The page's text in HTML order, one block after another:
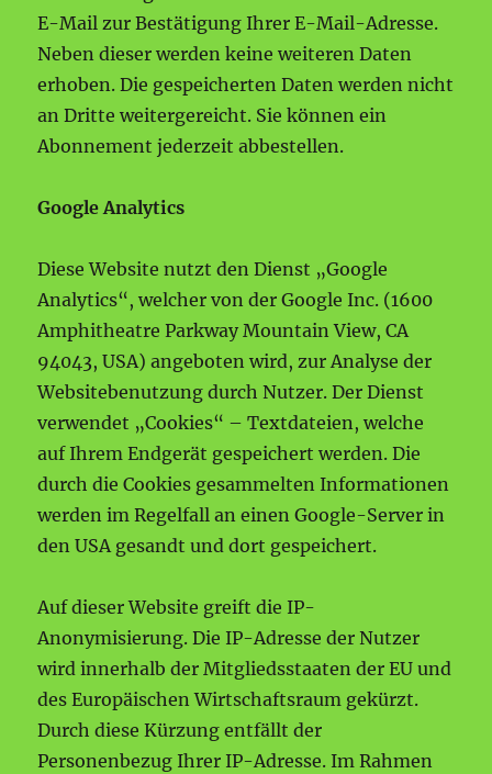
E-Mail zur Bestätigung Ihrer E-Mail-Adresse.
Neben dieser werden keine weiteren Daten
erhoben. Die gespeicherten Daten werden nicht
an Dritte weitergereicht. Sie können ein
Abonnement jederzeit abbestellen.
Google Analytics
Diese Website nutzt den Dienst „Google
Analytics“, welcher von der Google Inc. (1600
Amphitheatre Parkway Mountain View, CA
94043, USA) angeboten wird, zur Analyse der
Websitebenutzung durch Nutzer. Der Dienst
verwendet „Cookies“ – Textdateien, welche
auf Ihrem Endgerät gespeichert werden. Die
durch die Cookies gesammelten Informationen
werden im Regelfall an einen Google-Server in
den USA gesandt und dort gespeichert.
Auf dieser Website greift die IP-
Anonymisierung. Die IP-Adresse der Nutzer
wird innerhalb der Mitgliedsstaaten der EU und
des Europäischen Wirtschaftsraum gekürzt.
Durch diese Kürzung entfällt der
Personenbezug Ihrer IP-Adresse. Im Rahmen